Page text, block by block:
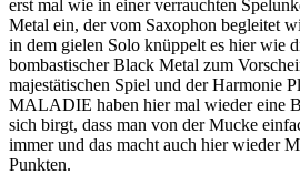
erst mal wie in einer verrauchten
Metal ein, der vom Saxophon begleitet
in dem gielen Solo knüppelt es hier wie
bombastischer Black Metal zum
majestätischen Spiel und der Harmonie
MALADIE haben hier mal wieder eine
sich birgt, dass man von der Mucke
immer und das macht auch hier wieder
Punkten.